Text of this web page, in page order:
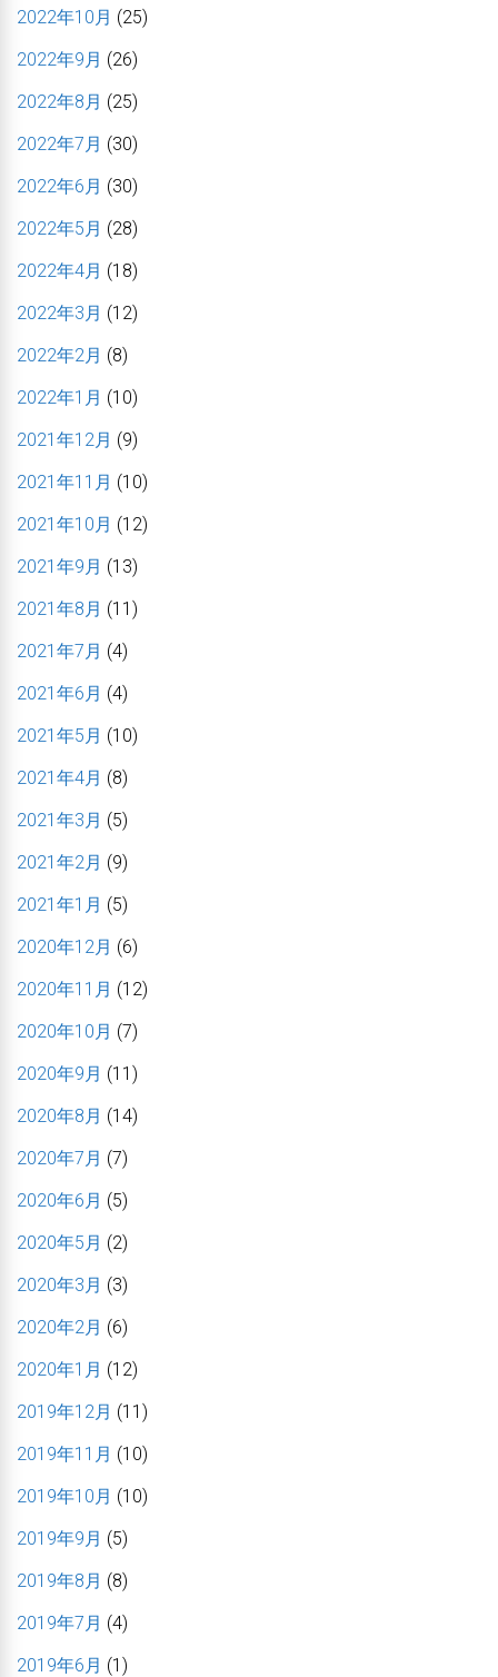
2022年10月 (25)
2022年9月 (26)
2022年8月 (25)
2022年7月 (30)
2022年6月 (30)
2022年5月 (28)
2022年4月 (18)
2022年3月 (12)
2022年2月 (8)
2022年1月 (10)
2021年12月 (9)
2021年11月 (10)
2021年10月 (12)
2021年9月 (13)
2021年8月 (11)
2021年7月 (4)
2021年6月 (4)
2021年5月 (10)
2021年4月 (8)
2021年3月 (5)
2021年2月 (9)
2021年1月 (5)
2020年12月 (6)
2020年11月 (12)
2020年10月 (7)
2020年9月 (11)
2020年8月 (14)
2020年7月 (7)
2020年6月 (5)
2020年5月 (2)
2020年3月 (3)
2020年2月 (6)
2020年1月 (12)
2019年12月 (11)
2019年11月 (10)
2019年10月 (10)
2019年9月 (5)
2019年8月 (8)
2019年7月 (4)
2019年6月 (1)